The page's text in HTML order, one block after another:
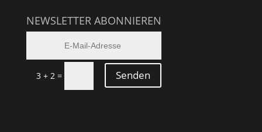
NEWSLETTER ABONNIEREN
3 + 2 = Senden